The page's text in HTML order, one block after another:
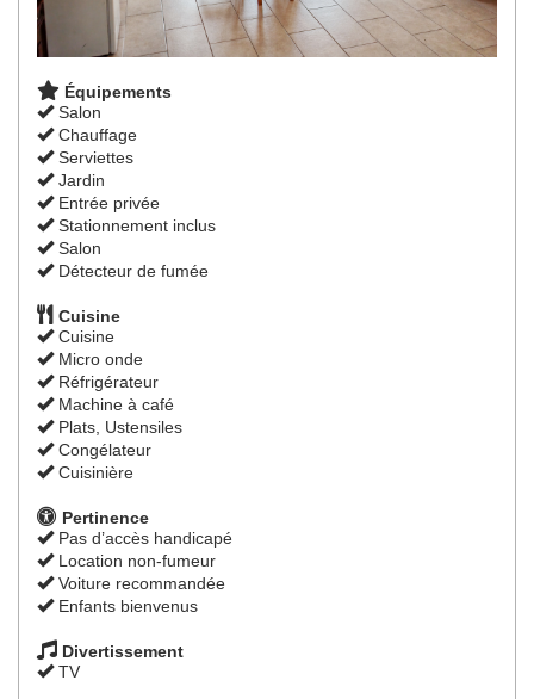
Équipements
Salon
Chauffage
Serviettes
Jardin
Entrée privée
Stationnement inclus
Salon
Détecteur de fumée
Cuisine
Cuisine
Micro onde
Réfrigérateur
Machine à café
Plats, Ustensiles
Congélateur
Cuisinière
Pertinence
Pas d’accès handicapé
Location non-fumeur
Voiture recommandée
Enfants bienvenus
Divertissement
TV